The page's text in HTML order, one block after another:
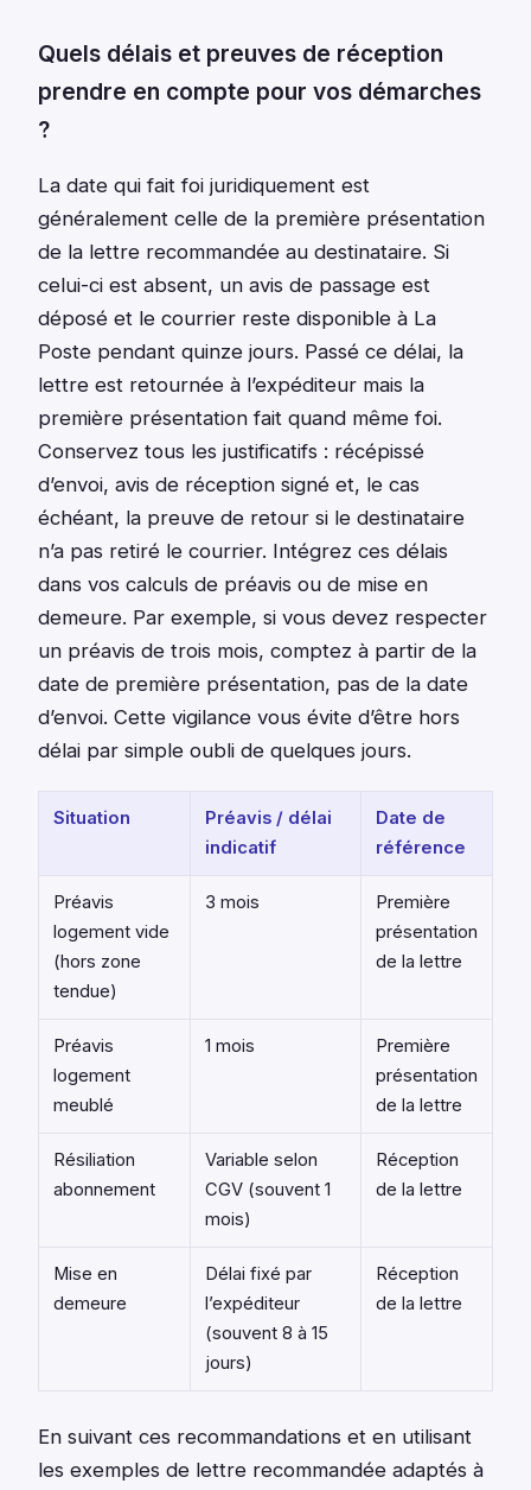
Quels délais et preuves de réception
prendre en compte pour vos démarches
?
La date qui fait foi juridiquement est
généralement celle de la première présentation
de la lettre recommandée au destinataire. Si
celui-ci est absent, un avis de passage est
déposé et le courrier reste disponible à La
Poste pendant quinze jours. Passé ce délai, la
lettre est retournée à l’expéditeur mais la
première présentation fait quand même foi.
Conservez tous les justificatifs : récépissé
d’envoi, avis de réception signé et, le cas
échéant, la preuve de retour si le destinataire
n’a pas retiré le courrier. Intégrez ces délais
dans vos calculs de préavis ou de mise en
demeure. Par exemple, si vous devez respecter
un préavis de trois mois, comptez à partir de la
date de première présentation, pas de la date
d’envoi. Cette vigilance vous évite d’être hors
délai par simple oubli de quelques jours.
Situation
Préavis / délai
indicatif
Date de
référence
Préavis
logement vide
(hors zone
tendue)
3 mois
Première
présentation
de la lettre
Préavis
logement
meublé
1 mois
Première
présentation
de la lettre
Résiliation
abonnement
Variable selon
CGV (souvent 1
mois)
Réception
de la lettre
Mise en
demeure
Délai fixé par
l’expéditeur
(souvent 8 à 15
jours)
Réception
de la lettre
En suivant ces recommandations et en utilisant
les exemples de lettre recommandée adaptés à